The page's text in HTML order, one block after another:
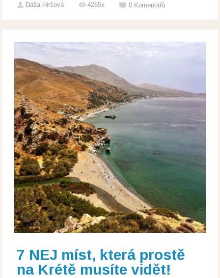
Dáša Hiršová
4265x 0 Komentářů
7 NEJ míst, která prostě
na Krétě musíte vidět!